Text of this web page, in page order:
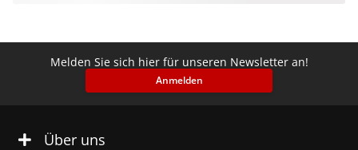
Melden Sie sich hier für unseren Newsletter an!
Anmelden
Über uns